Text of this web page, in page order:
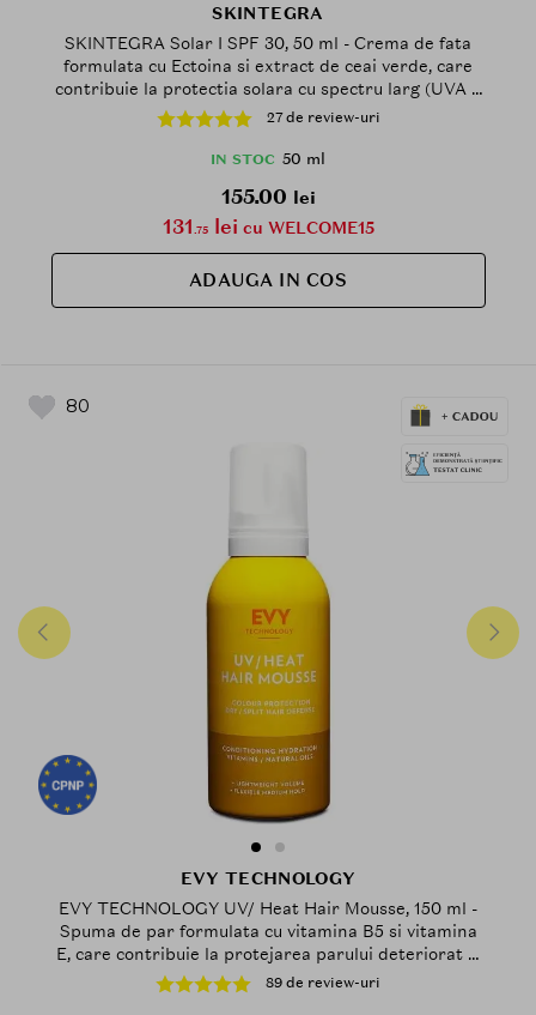
SKINTEGRA
SKINTEGRA Solar I SPF 30, 50 ml - Crema de fata
formulata cu Ectoina si extract de ceai verde, care
contribuie la protectia solara cu spectru larg (UVA +
UVB) si la mentinerea barierei cutanate
27 de review-uri
IN STOC 50 ml
155.00 lei
131.75lei cu WELCOME15
ADAUGA IN COS
80
EVY TECHNOLOGY
EVY TECHNOLOGY UV/ Heat Hair Mousse, 150 ml -
Spuma de par formulata cu vitamina B5 si vitamina
E, care contribuie la protejarea parului deteriorat si
predispus la rupere folosit adesea cu aparate
termice si la mentinerea culorii si stralucirii parului
89 de review-uri